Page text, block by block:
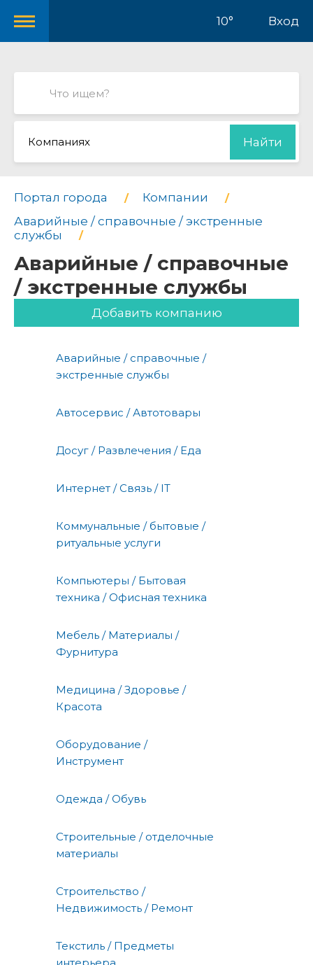
10° Вход
Компаниях Найти
Портал города
Компании
Аварийные / справочные / экстренные
службы
Аварийные / справочные
/ экстренные службы
Добавить компанию
Аварийные / справочные /
экстренные службы
Автосервис / Автотовары
Досуг / Развлечения / Еда
Интернет / Связь / IT
Коммунальные / бытовые /
ритуальные услуги
Компьютеры / Бытовая
техника / Офисная техника
Мебель / Материалы /
Фурнитура
Медицина / Здоровье /
Красота
Оборудование /
Инструмент
Одежда / Обувь
Строительные / отделочные
материалы
Строительство /
Недвижимость / Ремонт
Текстиль / Предметы